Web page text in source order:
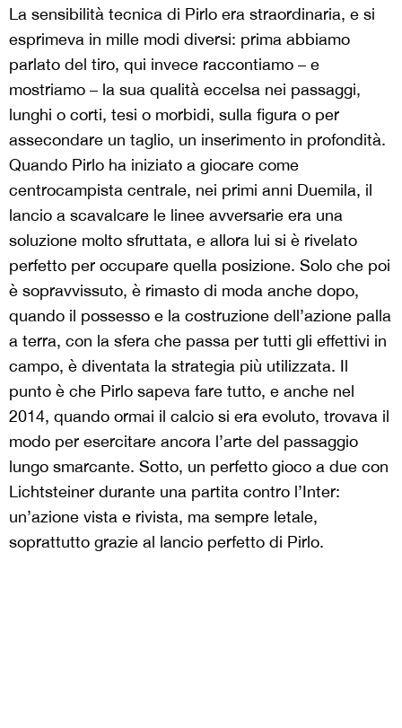
La sensibilità tecnica di Pirlo era straordinaria, e si
esprimeva in mille modi diversi: prima abbiamo
parlato del tiro, qui invece raccontiamo – e
mostriamo – la sua qualità eccelsa nei passaggi,
lunghi o corti, tesi o morbidi, sulla figura o per
assecondare un taglio, un inserimento in profondità.
Quando Pirlo ha iniziato a giocare come
centrocampista centrale, nei primi anni Duemila, il
lancio a scavalcare le linee avversarie era una
soluzione molto sfruttata, e allora lui si è rivelato
perfetto per occupare quella posizione. Solo che poi
è sopravvissuto, è rimasto di moda anche dopo,
quando il possesso e la costruzione dell’azione palla
a terra, con la sfera che passa per tutti gli effettivi in
campo, è diventata la strategia più utilizzata. Il
punto è che Pirlo sapeva fare tutto, e anche nel
2014, quando ormai il calcio si era evoluto, trovava il
modo per esercitare ancora l’arte del passaggio
lungo smarcante. Sotto, un perfetto gioco a due con
Lichtsteiner durante una partita contro l’Inter:
un’azione vista e rivista, ma sempre letale,
soprattutto grazie al lancio perfetto di Pirlo.